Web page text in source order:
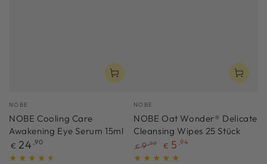
Verkäufer/in:
NOBE
NOBE Cooling Care
Awakening Eye Serum 15ml
Regulärer
Preis
€ 24 ,90
Verkäufer/in:
NOBE
NOBE Oat Wonder® Delicate
Cleansing Wipes 25 Stück
Regulärer
€ 9 ,90
Verkaufspreis
€ 5 ,94